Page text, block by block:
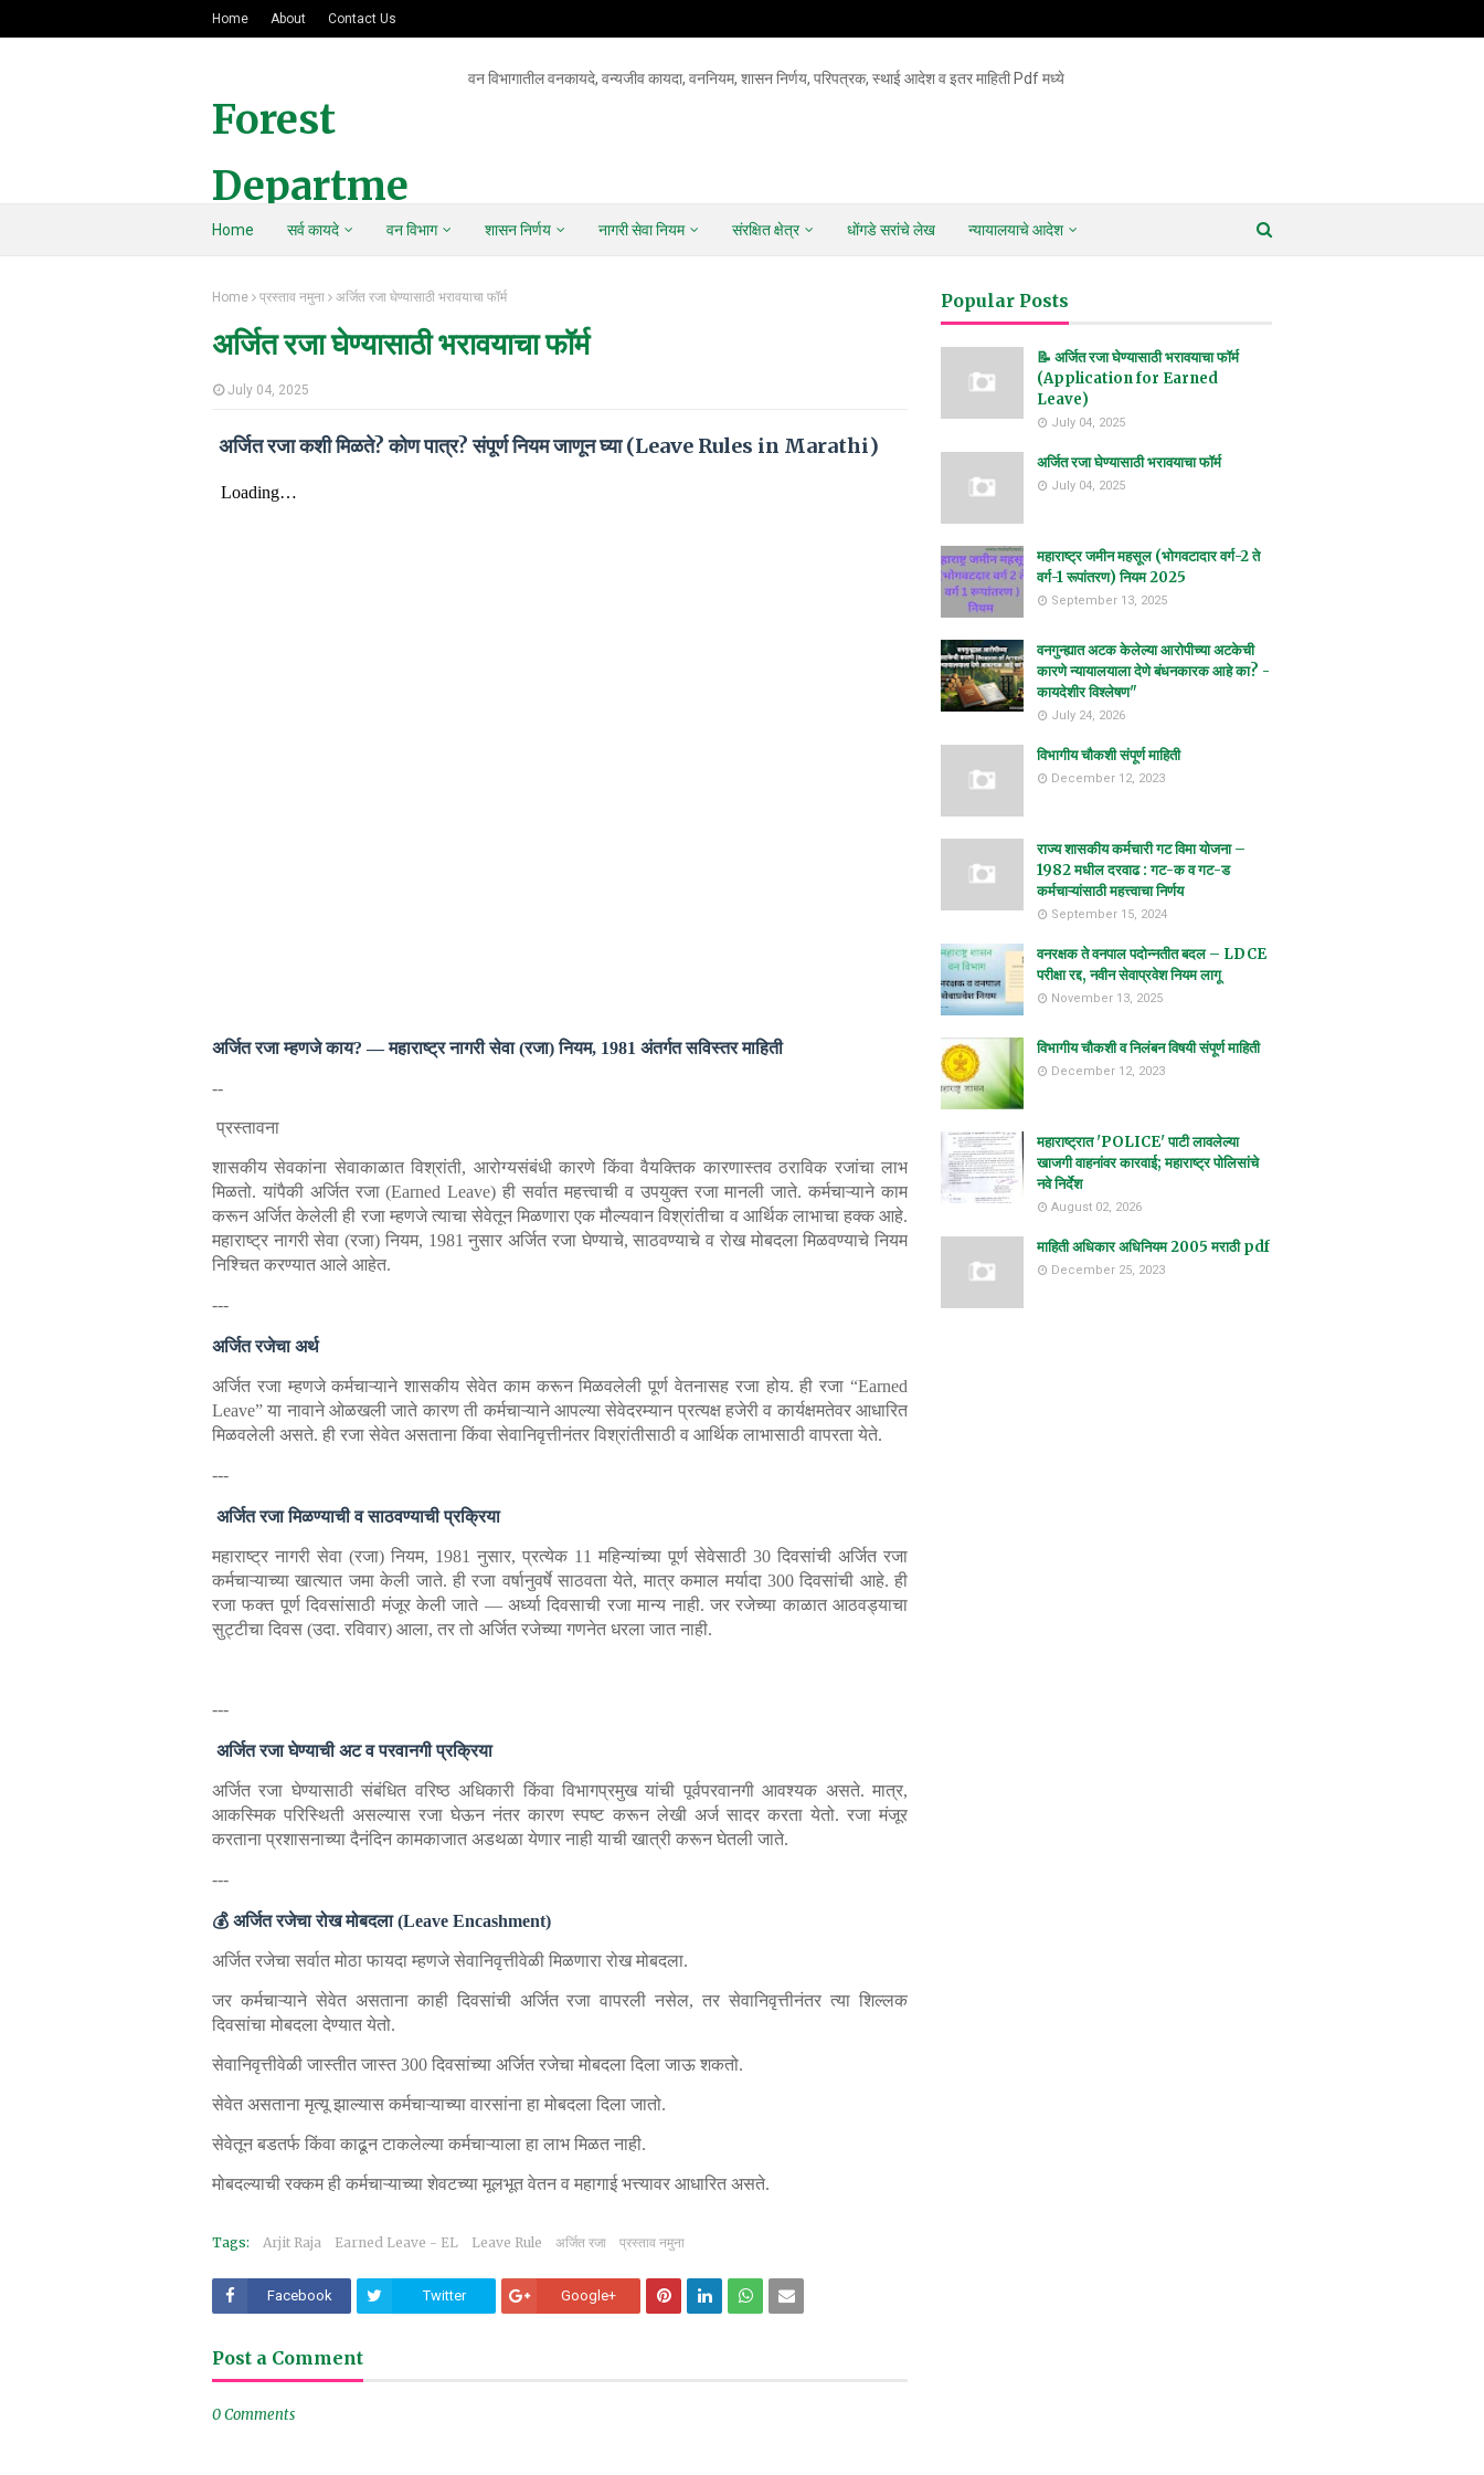
Home About Contact Us
Forest
Departme
nt Of
Maharasht
ra
वन विभागातील वनकायदे, वन्यजीव कायदा, वननियम, शासन निर्णय, परिपत्रक, स्थाई आदेश व इतर माहिती Pdf मध्ये
Home सर्व कायदे वन विभाग शासन निर्णय नागरी सेवा नियम संरक्षित क्षेत्र धोंगडे सरांचे लेख न्यायालयाचे आदेश
Home प्रस्ताव नमुना अर्जित रजा घेण्यासाठी भरावयाचा फॉर्म
अर्जित रजा घेण्यासाठी भरावयाचा फॉर्म
July 04, 2025
अर्जित रजा कशी मिळते? कोण पात्र? संपूर्ण नियम जाणून घ्या (Leave Rules in Marathi)
अर्जित रजा म्हणजे काय? — महाराष्ट्र नागरी सेवा (रजा) नियम, 1981 अंतर्गत सविस्तर माहिती
--
प्रस्तावना
शासकीय सेवकांना सेवाकाळात विश्रांती, आरोग्यसंबंधी कारणे किंवा वैयक्तिक कारणास्तव ठराविक रजांचा लाभ
मिळतो. यांपैकी अर्जित रजा (Earned Leave) ही सर्वात महत्त्वाची व उपयुक्त रजा मानली जाते. कर्मचाऱ्याने काम
करून अर्जित केलेली ही रजा म्हणजे त्याचा सेवेतून मिळणारा एक मौल्यवान विश्रांतीचा व आर्थिक लाभाचा हक्क आहे.
महाराष्ट्र नागरी सेवा (रजा) नियम, 1981 नुसार अर्जित रजा घेण्याचे, साठवण्याचे व रोख मोबदला मिळवण्याचे नियम
निश्चित करण्यात आले आहेत.
---
अर्जित रजेचा अर्थ
अर्जित रजा म्हणजे कर्मचाऱ्याने शासकीय सेवेत काम करून मिळवलेली पूर्ण वेतनासह रजा होय. ही रजा “Earned
Leave” या नावाने ओळखली जाते कारण ती कर्मचाऱ्याने आपल्या सेवेदरम्यान प्रत्यक्ष हजेरी व कार्यक्षमतेवर आधारित
मिळवलेली असते. ही रजा सेवेत असताना किंवा सेवानिवृत्तीनंतर विश्रांतीसाठी व आर्थिक लाभासाठी वापरता येते.
---
अर्जित रजा मिळण्याची व साठवण्याची प्रक्रिया
महाराष्ट्र नागरी सेवा (रजा) नियम, 1981 नुसार, प्रत्येक 11 महिन्यांच्या पूर्ण सेवेसाठी 30 दिवसांची अर्जित रजा
कर्मचाऱ्याच्या खात्यात जमा केली जाते. ही रजा वर्षानुवर्षे साठवता येते, मात्र कमाल मर्यादा 300 दिवसांची आहे. ही
रजा फक्त पूर्ण दिवसांसाठी मंजूर केली जाते — अर्ध्या दिवसाची रजा मान्य नाही. जर रजेच्या काळात आठवड्याचा
सुट्टीचा दिवस (उदा. रविवार) आला, तर तो अर्जित रजेच्या गणनेत धरला जात नाही.
---
अर्जित रजा घेण्याची अट व परवानगी प्रक्रिया
अर्जित रजा घेण्यासाठी संबंधित वरिष्ठ अधिकारी किंवा विभागप्रमुख यांची पूर्वपरवानगी आवश्यक असते. मात्र,
आकस्मिक परिस्थिती असल्यास रजा घेऊन नंतर कारण स्पष्ट करून लेखी अर्ज सादर करता येतो. रजा मंजूर
करताना प्रशासनाच्या दैनंदिन कामकाजात अडथळा येणार नाही याची खात्री करून घेतली जाते.
---
💰 अर्जित रजेचा रोख मोबदला (Leave Encashment)
अर्जित रजेचा सर्वात मोठा फायदा म्हणजे सेवानिवृत्तीवेळी मिळणारा रोख मोबदला.
जर कर्मचाऱ्याने सेवेत असताना काही दिवसांची अर्जित रजा वापरली नसेल, तर सेवानिवृत्तीनंतर त्या शिल्लक
दिवसांचा मोबदला देण्यात येतो.
सेवानिवृत्तीवेळी जास्तीत जास्त 300 दिवसांच्या अर्जित रजेचा मोबदला दिला जाऊ शकतो.
सेवेत असताना मृत्यू झाल्यास कर्मचाऱ्याच्या वारसांना हा मोबदला दिला जातो.
सेवेतून बडतर्फ किंवा काढून टाकलेल्या कर्मचाऱ्याला हा लाभ मिळत नाही.
मोबदल्याची रक्कम ही कर्मचाऱ्याच्या शेवटच्या मूलभूत वेतन व महागाई भत्त्यावर आधारित असते.
Tags: Arjit Raja Earned Leave - EL Leave Rule अर्जित रजा प्रस्ताव नमुना
Facebook Twitter Google+
Post a Comment
0 Comments
Popular Posts
📝 अर्जित रजा घेण्यासाठी भरावयाचा फॉर्म
(Application for Earned
Leave)
July 04, 2025
अर्जित रजा घेण्यासाठी भरावयाचा फॉर्म
July 04, 2025
महाराष्ट्र जमीन महसूल (भोगवटादार वर्ग-2 ते
वर्ग-1 रूपांतरण) नियम 2025
September 13, 2025
वनगुन्ह्यात अटक केलेल्या आरोपीच्या अटकेची
कारणे न्यायालयाला देणे बंधनकारक आहे का? -
कायदेशीर विश्लेषण"
July 24, 2026
विभागीय चौकशी संपूर्ण माहिती
December 12, 2023
राज्य शासकीय कर्मचारी गट विमा योजना –
1982 मधील दरवाढ : गट-क व गट-ड
कर्मचाऱ्यांसाठी महत्त्वाचा निर्णय
September 15, 2024
वनरक्षक ते वनपाल पदोन्नतीत बदल – LDCE
परीक्षा रद्द, नवीन सेवाप्रवेश नियम लागू
November 13, 2025
विभागीय चौकशी व निलंबन विषयी संपूर्ण माहिती
December 12, 2023
महाराष्ट्रात 'POLICE' पाटी लावलेल्या
खाजगी वाहनांवर कारवाई; महाराष्ट्र पोलिसांचे
नवे निर्देश
August 02, 2026
माहिती अधिकार अधिनियम 2005 मराठी pdf
December 25, 2023